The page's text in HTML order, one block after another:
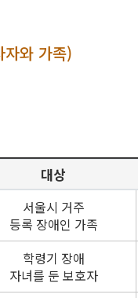
자와 가족)
대상
서울시 거주
등록 장애인 가족
학령기 장애
자녀를 둔 보호자